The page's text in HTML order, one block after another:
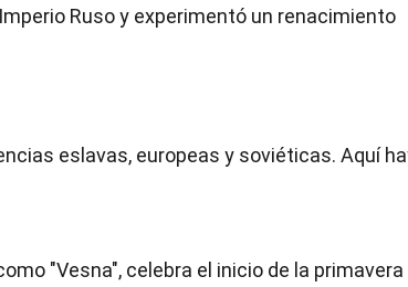
Ruso y experimentó un renacimiento
eslavas, europeas y soviéticas. Aquí
"Vesna", celebra el inicio de la primavera